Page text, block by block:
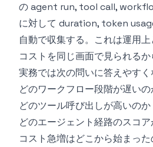
の agent run, tool call,
に対して duration, token
自動で収集する。これは運用
コストを同じ画面で見られるか
実務では次の問いに答えやすく
どのワークフロー段階が遅いの
どのツール呼び出しが高いのか
どのエージェント経路のスコ
コスト急増はどこから始まっ